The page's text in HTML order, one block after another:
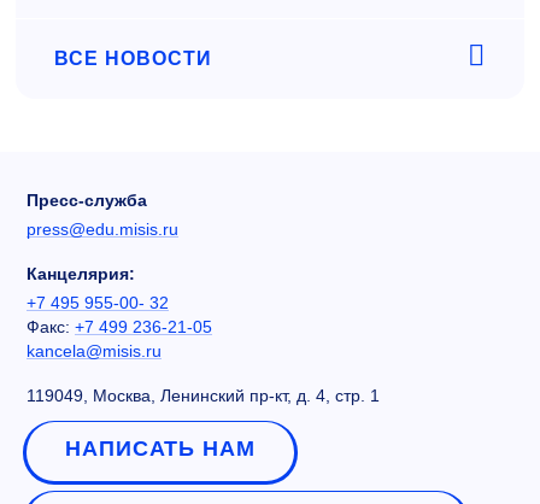
ВСЕ НОВОСТИ
Пресс-служба
press@edu.misis.ru
Канцелярия:
+7 495 955-00- 32
Факс: +7 499 236-21-05
kancela@misis.ru
119049, Москва, Ленинский пр-кт, д. 4, стр. 1
НАПИСАТЬ НАМ